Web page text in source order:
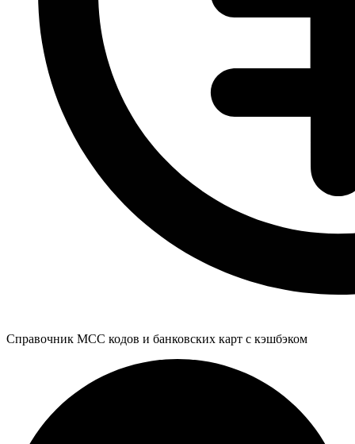
Справочник MCC кодов и банковских карт с кэшбэком